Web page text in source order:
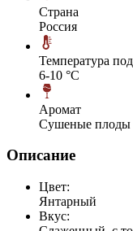
Страна
Россия
Температура
6-10 °С
Аромат
Сушеные плоды
Описание
Цвет:
Янтарный
Вкус: